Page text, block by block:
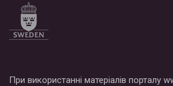
При використанні матеріалів порталу